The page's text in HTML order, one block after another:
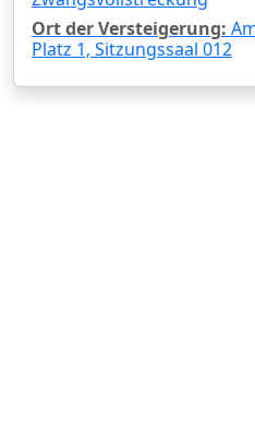
Ort der Versteigerung:
Platz 1, Sitzungssaal 012